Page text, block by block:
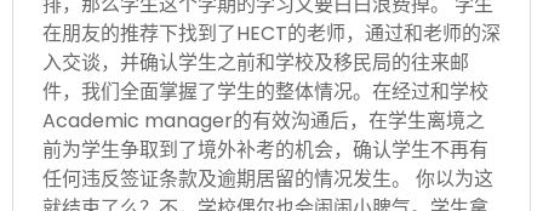
在朋友的推荐下找到了HECT的老师，通过和老师的深
入交谈，并确认学生之前和学校及移民局的往来邮
件，我们全面掌握了学生的整体情况。在经过和学校
Academic manager的有效沟通后，在学生离境之
前为学生争取到了境外补考的机会，确认学生不再有
任何违反签证条款及逾期居留的情况发生。 你以为这